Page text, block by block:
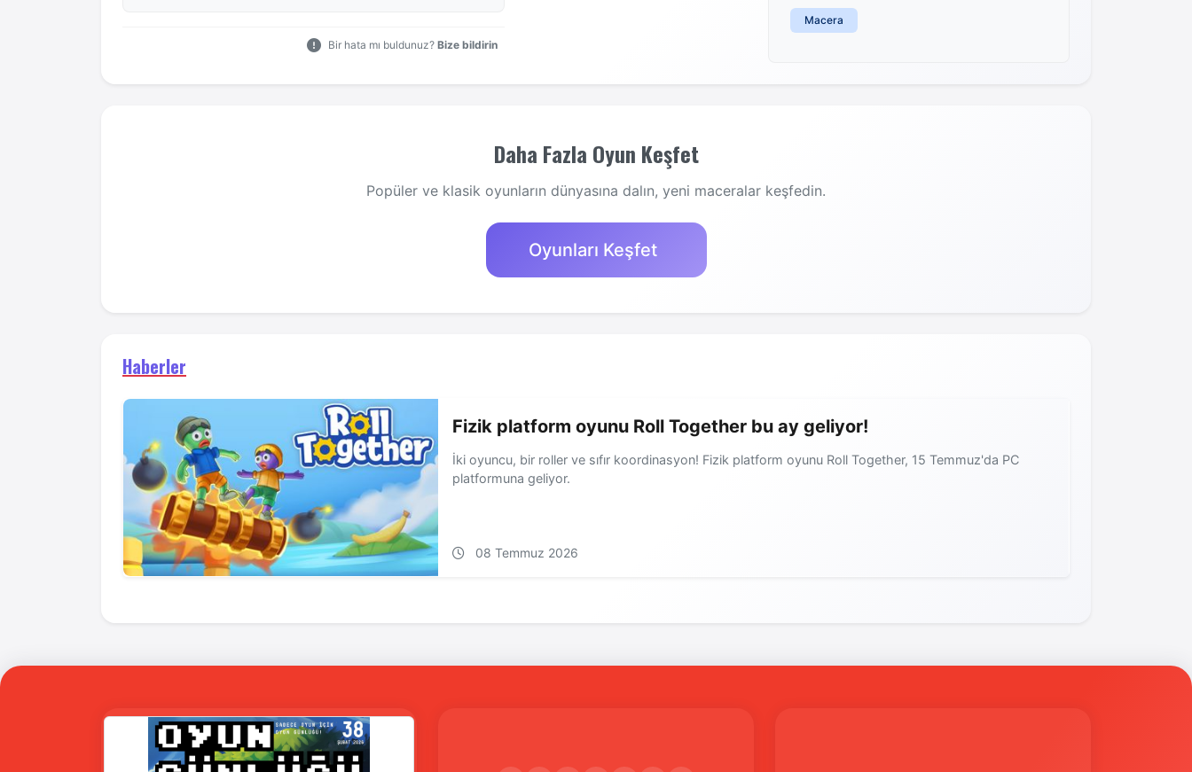
Bir hata mı buldunuz? Bize bildirin
Macera
Daha Fazla Oyun Keşfet
Popüler ve klasik oyunların dünyasına dalın, yeni maceralar keşfedin.
Oyunları Keşfet
Haberler
Fizik platform oyunu Roll Together bu ay geliyor!
İki oyuncu, bir roller ve sıfır koordinasyon! Fizik platform oyunu Roll Together, 15 Temmuz'da PC
platformuna geliyor.
08 Temmuz 2026